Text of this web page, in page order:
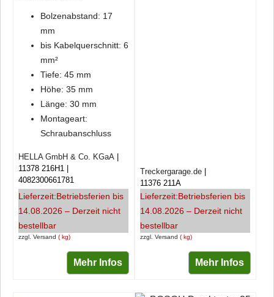
Bolzenabstand: 17
mm
bis Kabelquerschnitt: 6
mm²
Tiefe: 45 mm
Höhe: 35 mm
Länge: 30 mm
Montageart:
Schraubanschluss
zzgl. Versand kg
HELLA GmbH & Co. KGaA
11378 216H1
4082300661781
Lieferzeit:Betriebsferien bis
14.08.2026 – Derzeit nicht
bestellbar
Mehr Infos
zzgl. Versand kg
Treckergarage.de
11376 211A
Lieferzeit:Betriebsferien bis
14.08.2026 – Derzeit nicht
bestellbar
Mehr Infos